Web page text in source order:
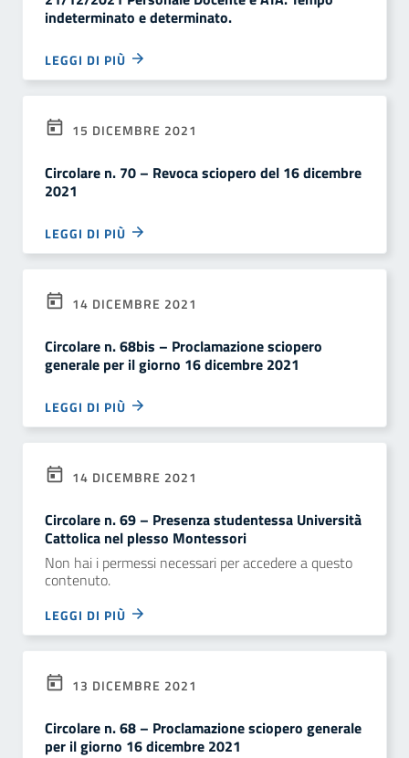
indeterminato e determinato.
LEGGI DI PIÙ
15 DICEMBRE 2021
Circolare n. 70 – Revoca sciopero del 16 dicembre
2021
LEGGI DI PIÙ
14 DICEMBRE 2021
Circolare n. 68bis – Proclamazione sciopero
generale per il giorno 16 dicembre 2021
LEGGI DI PIÙ
14 DICEMBRE 2021
Circolare n. 69 – Presenza studentessa Università
Cattolica nel plesso Montessori
Non hai i permessi necessari per accedere a questo
contenuto.
LEGGI DI PIÙ
13 DICEMBRE 2021
Circolare n. 68 – Proclamazione sciopero generale
per il giorno 16 dicembre 2021